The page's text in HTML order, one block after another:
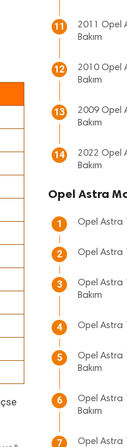
11
2011 Opel
Bakım
12
2010 Opel
Bakım
13
2009 Opel
Bakım
14
2022 Opel
Bakım
Opel Astra
1 Opel Astra
2 Opel Astra
3
Opel Astra
Bakım
4 Opel Astra
5
Opel Astra
Bakım
6
Opel Astra
Bakım
7 Opel Astra